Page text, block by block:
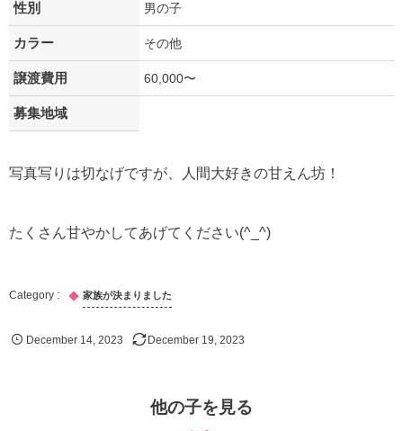
性別 男の子
カラー その他
譲渡費用 60,000〜
募集地域
写真写りは切なげですが、人間大好きの甘えん坊！
たくさん甘やかしてあげてください(^_^)
家族が決まりました
December 14 ,2023 December 19 2023
他の子を見る